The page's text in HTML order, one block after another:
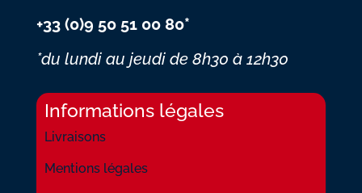
+33 (0)9 50 51 00 80*
*du lundi au jeudi de 8h30 à 12h30
Informations légales
Livraisons
Mentions légales